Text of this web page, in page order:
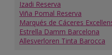
Izadi Reserva
Viña Pomal Reserva
Marqués de Cáceres
Estrella Damm Barcelona
Allesverloren Tinta Barocca